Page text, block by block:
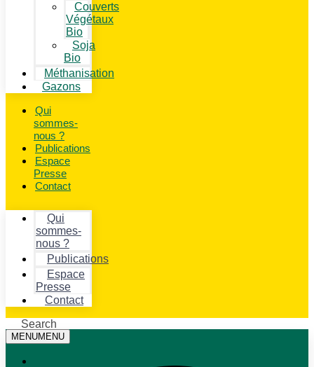
Couverts
Végétaux
Bio
Soja
Bio
Méthanisation
Gazons
Qui
sommes-
nous ?
Publications
Espace
Presse
Contact
Qui
sommes-
nous ?
Publications
Espace
Presse
Contact
Search
MENUMENU